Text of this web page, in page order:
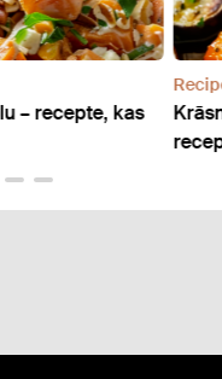
– recepte, kas